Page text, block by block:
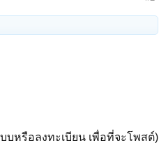
บหรือลงทะเบียน เพื่อที่จะโพสต์)